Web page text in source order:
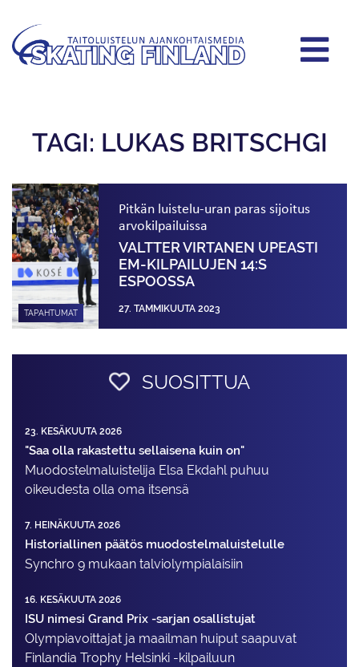
TAGI: LUKAS BRITSCHGI
TAPAHTUMAT
Pitkän luistelu-uran paras sijoitus
arvokilpailuissa
VALTTER VIRTANEN UPEASTI
EM-KILPAILUJEN 14:S
ESPOOSSA
27. TAMMIKUUTA 2023
SUOSITTUA
23. KESÄKUUTA 2026
"Saa olla rakastettu sellaisena kuin on"
Muodostelma­luistelija Elsa Ekdahl puhuu
oikeudesta olla oma itsensä
7. HEINÄKUUTA 2026
Historiallinen päätös muodostelmaluistelulle
Synchro 9 mukaan talviolympialaisiin
16. KESÄKUUTA 2026
ISU nimesi Grand Prix -sarjan osallistujat
Olympiavoittajat ja maailman huiput saapuvat
Finlandia Trophy Helsinki -kilpailuun